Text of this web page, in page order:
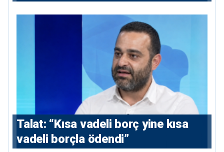
Talat: “Kısa vadeli borç yine kısa
vadeli borçla ödendi”